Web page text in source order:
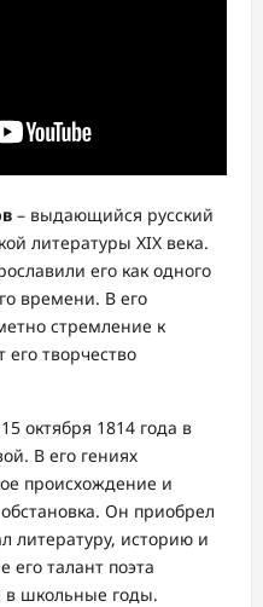
– выдающийся русский
литературы XIX века.
его как одного
времени. В его
стремление к
его творчество
октября 1814 года в
В его гениях
происхождение и
Он приобрел
литературу, историю и
талант поэта
в школьные годы.